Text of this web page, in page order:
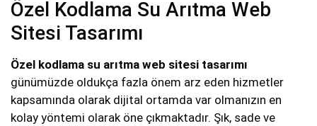
Özel Kodlama Su Arıtma Web
Sitesi Tasarımı
Özel kodlama su arıtma web sitesi tasarımı
günümüzde oldukça fazla önem arz eden hizmetler
kapsamında olarak dijital ortamda var olmanızın en
kolay yöntemi olarak öne çıkmaktadır. Şık, sade ve